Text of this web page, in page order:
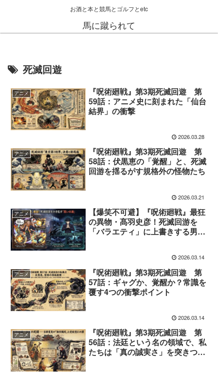
お酒と本と競馬とゴルフとetc
馬に蹴られて
死滅回遊
アニメ
『呪術廻戦』第3期死滅回遊 第
59話：アニメ史に刻まれた「仙台
結界」の衝撃
2026.03.28
アニメ
『呪術廻戦』第3期死滅回遊 第
58話：伏黒恵の「覚醒」と、死滅
回游を揺るがす規格外の怪物たち
2026.03.21
アニメ
【爆笑不可避】『呪術廻戦』最狂
の異物・髙羽史彦！死滅回游を
「バラエティ」に上書きする男の
2026.03.14
アニメ
『呪術廻戦』第3期死滅回遊 第
57話：ギャグか、覚醒か？常識を
覆す4つの衝撃ポイント
2026.03.14
アニメ
『呪術廻戦』第3期死滅回遊 第
56話：法廷という名の領域で、私
たちは「真の誠実さ」を突きつけ